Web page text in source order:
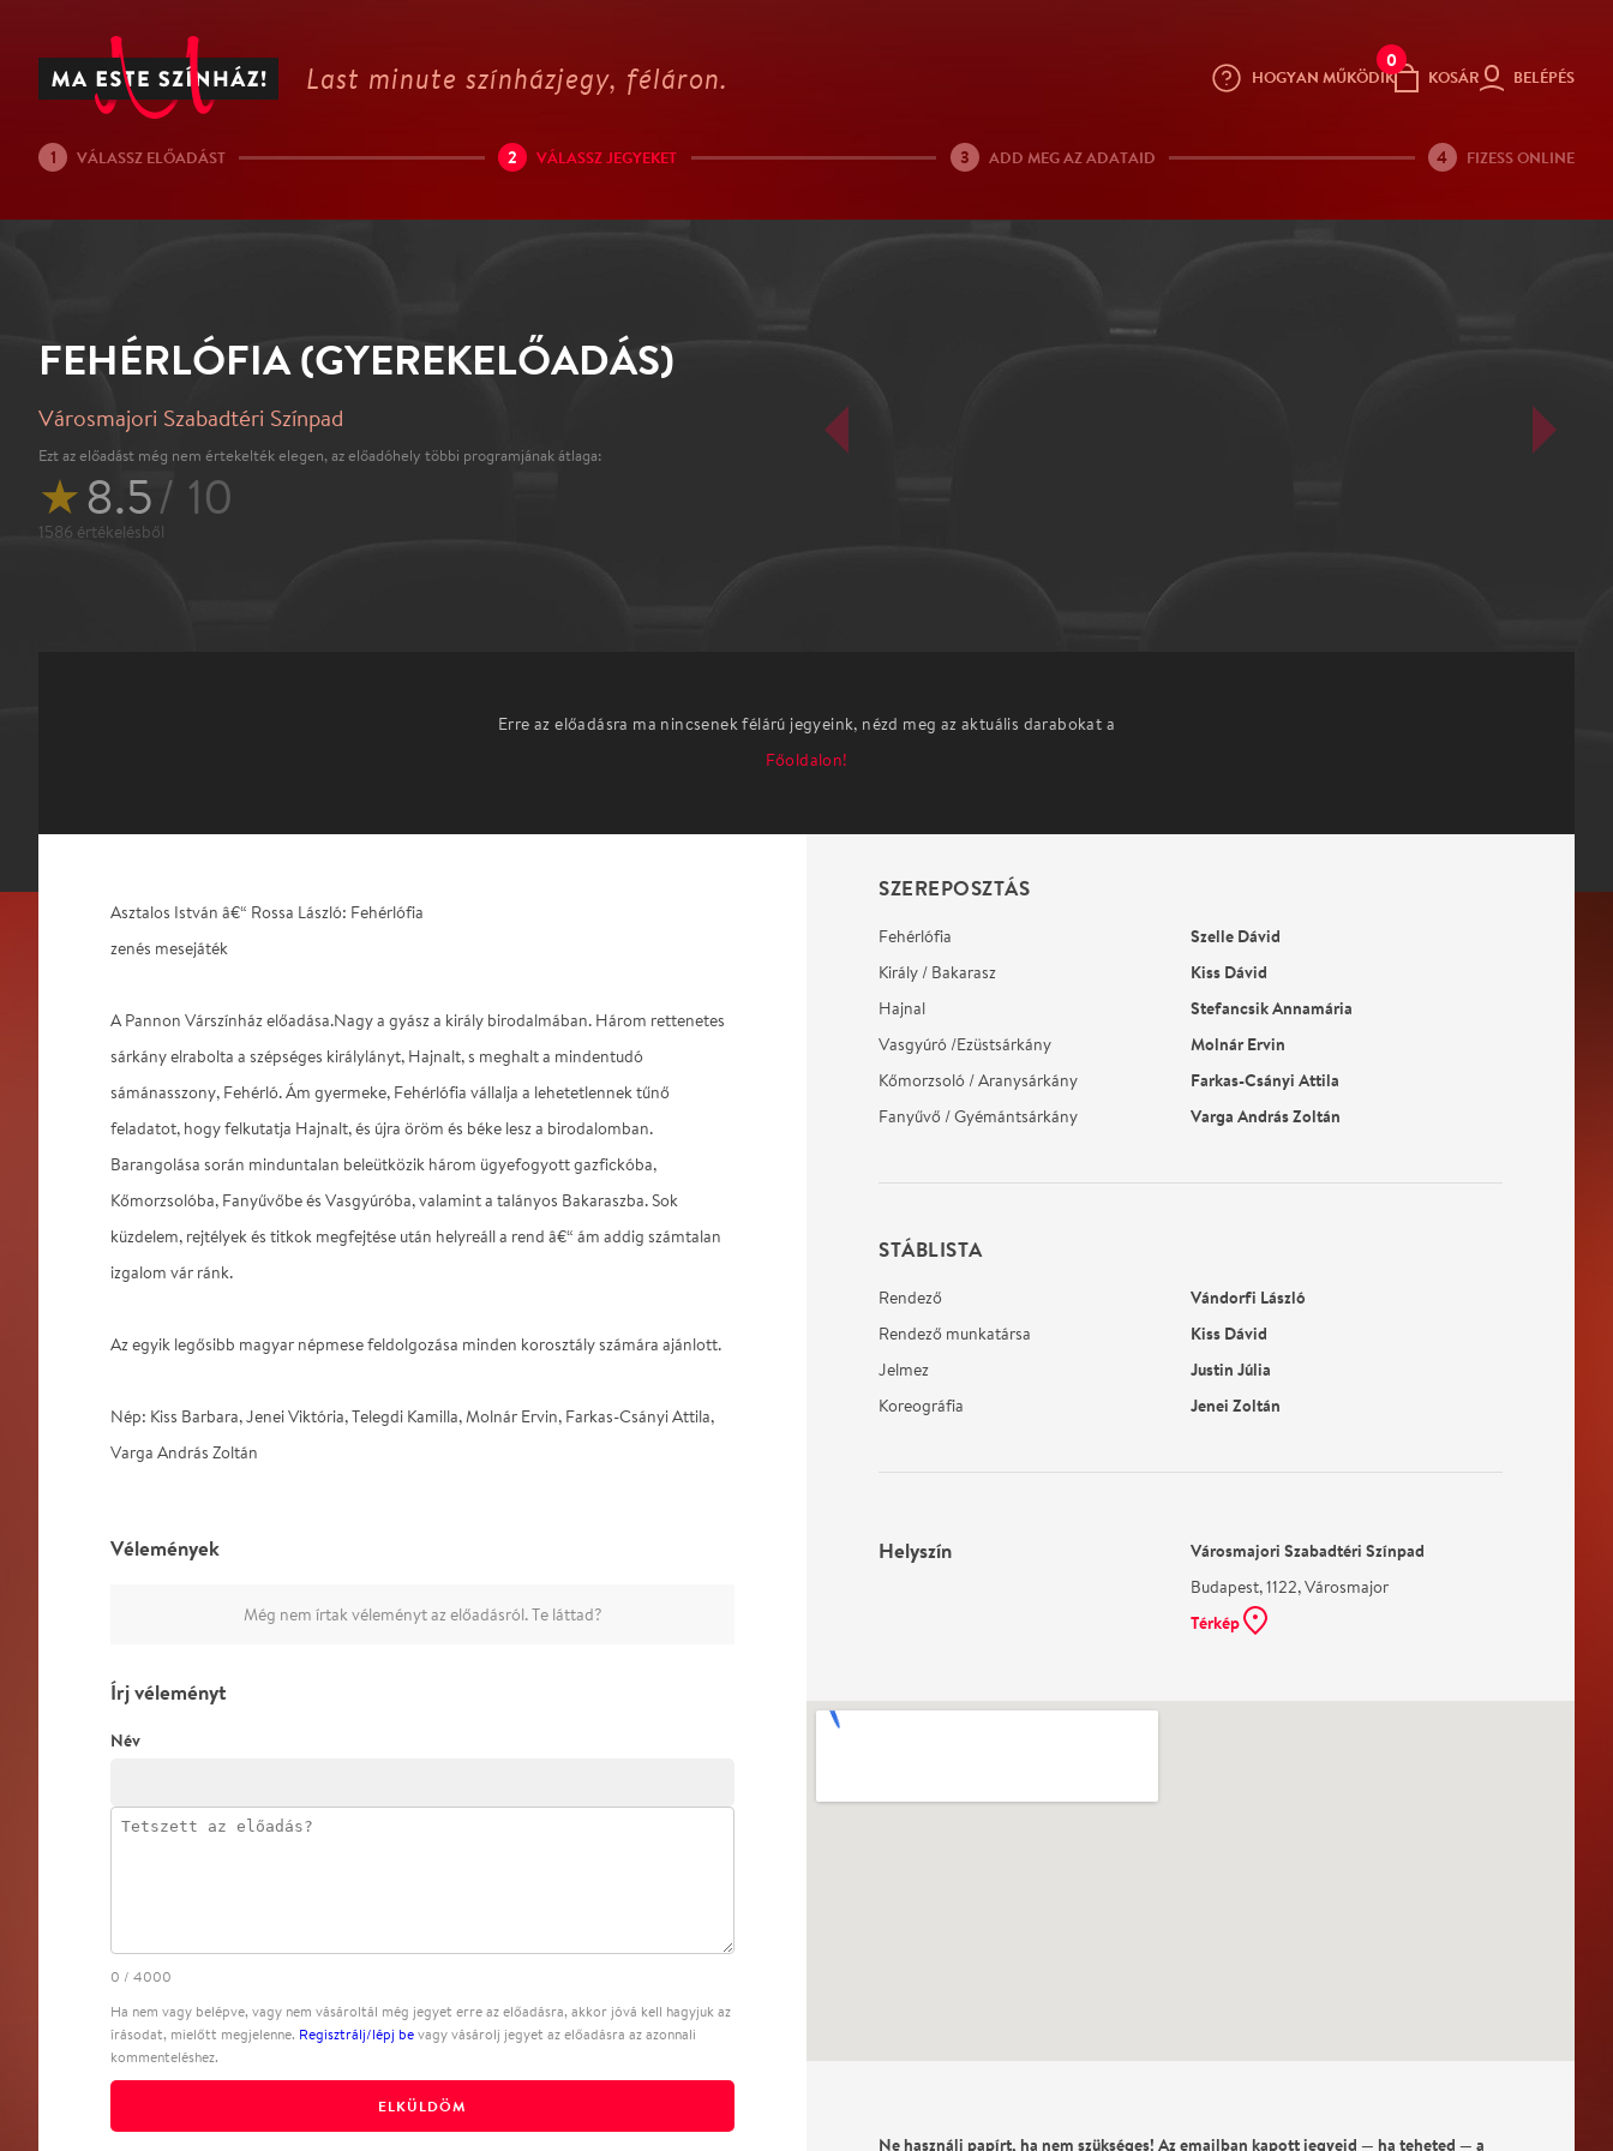
Last minute színházjegy, féláron. HOGYAN MŰKÖDIK
0
KOSÁR BELÉPÉS
1 VÁLASSZ ELŐADÁST 2 VÁLASSZ JEGYEKET 3 ADD MEG AZ ADATAID 4 FIZESS ONLINE
FEHÉRLÓFIA (GYEREKELŐADÁS)
Városmajori Szabadtéri Színpad
Ezt az előadást még nem értekelték elegen, az előadóhely többi programjának átlaga:
★8.5/ 10
1586 értékelésből
Erre az előadásra ma nincsenek félárú jegyeink, nézd meg az aktuális darabokat a
Főoldalon!
Asztalos István â€“ Rossa László: Fehérlófia
zenés mesejáték
A Pannon Várszínház előadása.Nagy a gyász a király birodalmában. Három rettenetes
sárkány elrabolta a szépséges királylányt, Hajnalt, s meghalt a mindentudó
sámánasszony, Fehérló. Ám gyermeke, Fehérlófia vállalja a lehetetlennek tűnő
feladatot, hogy felkutatja Hajnalt, és újra öröm és béke lesz a birodalomban.
Barangolása során minduntalan beleütközik három ügyefogyott gazfickóba,
Kőmorzsolóba, Fanyűvőbe és Vasgyúróba, valamint a talányos Bakaraszba. Sok
küzdelem, rejtélyek és titkok megfejtése után helyreáll a rend â€“ ám addig számtalan
izgalom vár ránk.
Az egyik legősibb magyar népmese feldolgozása minden korosztály számára ajánlott.
Nép: Kiss Barbara, Jenei Viktória, Telegdi Kamilla, Molnár Ervin, Farkas-Csányi Attila,
Varga András Zoltán
SZEREPOSZTÁS
Fehérlófia Szelle Dávid
Király / Bakarasz Kiss Dávid
Hajnal Stefancsik Annamária
Vasgyúró /Ezüstsárkány Molnár Ervin
Kőmorzsoló / Aranysárkány Farkas-Csányi Attila
Fanyűvő / Gyémántsárkány Varga András Zoltán
STÁBLISTA
Rendező Vándorfi László
Rendező munkatársa Kiss Dávid
Jelmez Justin Júlia
Koreográfia Jenei Zoltán
Helyszín Városmajori Szabadtéri Színpad
Budapest, 1122, Városmajor
Térkép
Ne használj papírt, ha nem szükséges! Az emailban kapott jegyeid — ha teheted — a
Vélemények
Még nem írtak véleményt az előadásról. Te láttad?
Írj véleményt
Név
0 / 4000
Ha nem vagy belépve, vagy nem vásároltál még jegyet erre az előadásra, akkor jóvá kell hagyjuk az
írásodat, mielőtt megjelenne. Regisztrálj/lépj be vagy vásárolj jegyet az előadásra az azonnali
kommenteléshez.
ELKÜLDÖM